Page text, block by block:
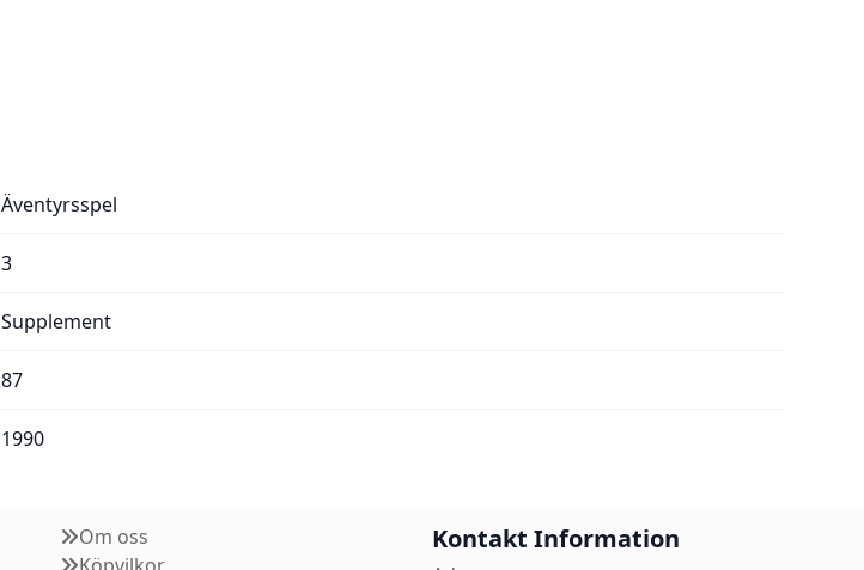
Äventyrsspel
3
Supplement
87
1990
Om oss
Kontakt Information